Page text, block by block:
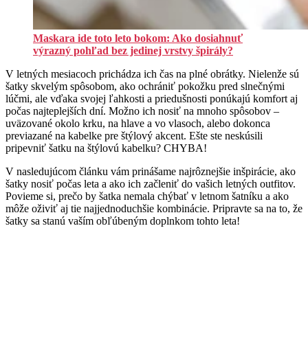
Maskara ide toto leto bokom: Ako dosiahnuť
výrazný pohľad bez jedinej vrstvy špirály?
V letných mesiacoch prichádza ich čas na plné obrátky. Nielenže sú
šatky skvelým spôsobom, ako ochrániť pokožku pred slnečnými
lúčmi, ale vďaka svojej ľahkosti a priedušnosti ponúkajú komfort aj
počas najteplejších dní. Možno ich nosiť na mnoho spôsobov –
uväzované okolo krku, na hlave a vo vlasoch, alebo dokonca
previazané na kabelke pre štýlový akcent. Ešte ste neskúsili
pripevniť šatku na štýlovú kabelku? CHYBA!
V nasledujúcom článku vám prinášame najrôznejšie inšpirácie, ako
šatky nosiť počas leta a ako ich začleniť do vašich letných outfitov.
Povieme si, prečo by šatka nemala chýbať v letnom šatníku a ako
môže oživiť aj tie najjednoduchšie kombinácie. Pripravte sa na to, že
šatky sa stanú vaším obľúbeným doplnkom tohto leta!